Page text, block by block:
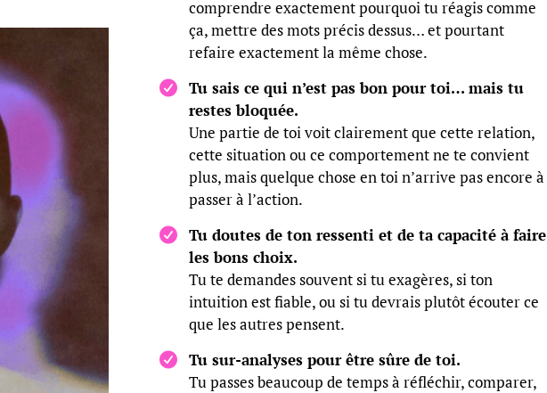
comprendre exactement pourquoi tu réagis comme
ça, mettre des mots précis dessus… et pourtant
refaire exactement la même chose.
Tu sais ce qui n’est pas bon pour toi… mais tu
restes bloquée.
Une partie de toi voit clairement que cette relation,
cette situation ou ce comportement ne te convient
plus, mais quelque chose en toi n’arrive pas encore à
passer à l’action.
Tu doutes de ton ressenti et de ta capacité à faire
les bons choix.
Tu te demandes souvent si tu exagères, si ton
intuition est fiable, ou si tu devrais plutôt écouter ce
que les autres pensent.
Tu sur-analyses pour être sûre de toi.
Tu passes beaucoup de temps à réfléchir, comparer,